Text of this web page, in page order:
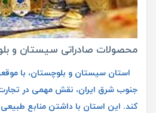
محصولات صادراتی سیستان و
استان سیستان و بلوچستان، با
جنوب شرق ایران، نقش مهمی در
کند. این استان با داشتن منابع